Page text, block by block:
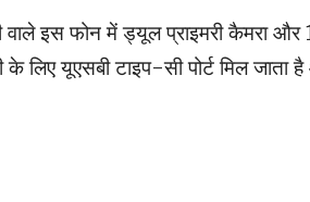
इस फोन में ड्यूल प्राइमरी कैमरा और
लिए यूएसबी टाइप-सी पोर्ट मिल जाता है